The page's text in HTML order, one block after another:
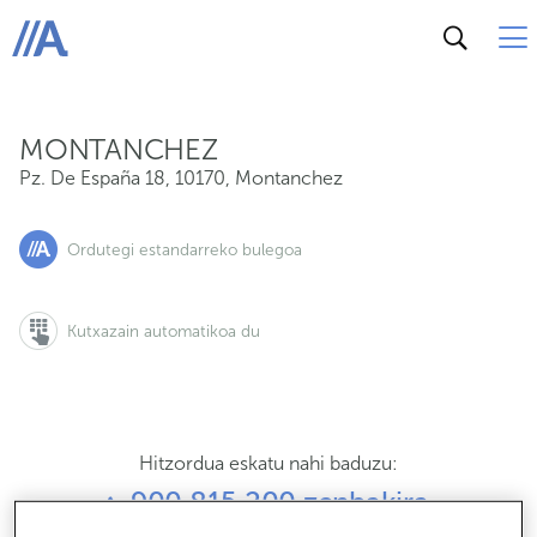
ABANCA
MONTANCHEZ
Pz. De España 18, 10170, Montanchez
Ordutegi estandarreko bulegoa
Kutxazain automatikoa du
Hitzordua eskatu nahi baduzu:
900 815 200 zenbakira
Pz. De España 18, 10170, Montanchez